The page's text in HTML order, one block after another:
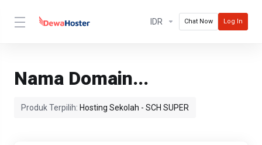
IDR Chat Now Log In
Nama Domain...
Produk Terpilih: Hosting Sekolah - SCH SUPER